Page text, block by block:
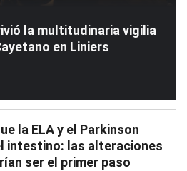
la multitudinaria vigilia
en Liniers
la ELA y el Parkinson
intestino: las alteraciones
ser el primer paso